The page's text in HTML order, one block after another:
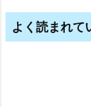
よく読まれて